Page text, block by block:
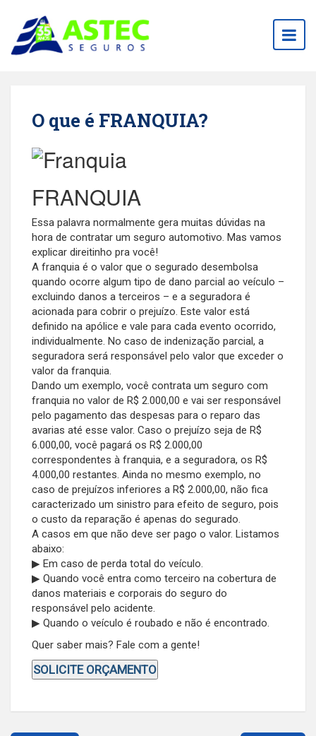
O que é FRANQUIA?
FRANQUIA
Essa palavra normalmente gera muitas dúvidas na
hora de contratar um seguro automotivo. Mas vamos
explicar direitinho pra você!
A franquia é o valor que o segurado desembolsa
quando ocorre algum tipo de dano parcial ao veículo –
excluindo danos a terceiros – e a seguradora é
acionada para cobrir o prejuízo. Este valor está
definido na apólice e vale para cada evento ocorrido,
individualmente. No caso de indenização parcial, a
seguradora será responsável pelo valor que exceder o
valor da franquia.
Dando um exemplo, você contrata um seguro com
franquia no valor de R$ 2.000,00 e vai ser responsável
pelo pagamento das despesas para o reparo das
avarias até esse valor. Caso o prejuízo seja de R$
6.000,00, você pagará os R$ 2.000,00
correspondentes à franquia, e a seguradora, os R$
4.000,00 restantes. Ainda no mesmo exemplo, no
caso de prejuízos inferiores a R$ 2.000,00, não fica
caracterizado um sinistro para efeito de seguro, pois
o custo da reparação é apenas do segurado.
A casos em que não deve ser pago o valor. Listamos
abaixo:
▶ Em caso de perda total do veículo.
▶ Quando você entra como terceiro na cobertura de
danos materiais e corporais do seguro do
responsável pelo acidente.
▶ Quando o veículo é roubado e não é encontrado.
Quer saber mais? Fale com a gente!
SOLICITE ORÇAMENTO